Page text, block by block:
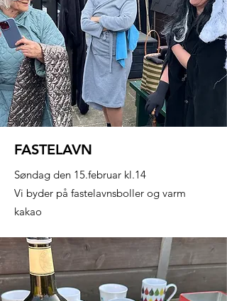
FASTELAVN
Søndag den 15.februar kl.14
Vi byder på fastelavnsboller og varm
kakao